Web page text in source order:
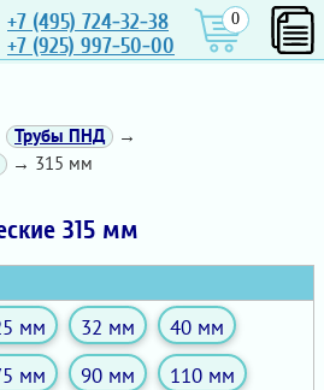
+7 (495) 724-32-38
+7 (925) 997-50-00
0
Трубы ПНД
→
→ 315 мм
315 мм
мм 32 мм
40 мм
мм 90 мм
110 мм